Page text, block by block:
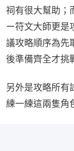
祠有很大幫助；
ー符文大師更是
議攻略順序為先
後準備齊全才挑
另外是攻略所有
練一練這兩隻角